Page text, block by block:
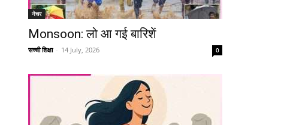
नेचर
Monsoon: लो आ गई बारिशें
सच्ची शिक्षा - 14 July, 2026 0